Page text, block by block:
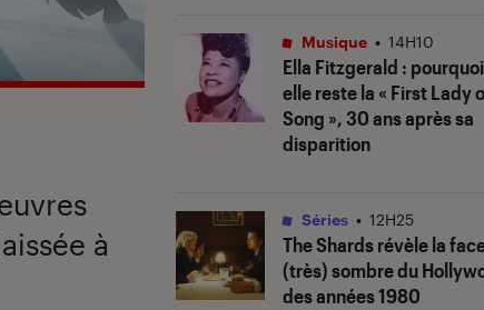
à
Ella Fitzgerald : pourquoi
elle reste la « First Lady
Song », 30 ans après sa
disparition
Musique • 14H10
The Shardsrévèle la
(très) sombre du
des années 1980
Séries • 12H25